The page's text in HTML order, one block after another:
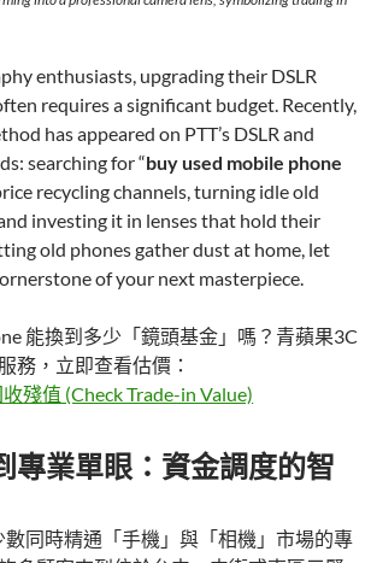
enthusiasts, upgrading their DSLR
requires a significant budget. Recently,
has appeared on PTT’s DSLR and
searching for “buy used mobile phone
recycling channels, turning idle old
investing it in lenses that hold their
old phones gather dust at home, let
of your next masterpiece.
能換到多少「鏡頭基金」嗎？青蘋果3C
務，立即查看估價：
殘值 (Check Trade-in Value)
專業單眼：資金調度的智
數同時精通「手機」與「相機」市場的專